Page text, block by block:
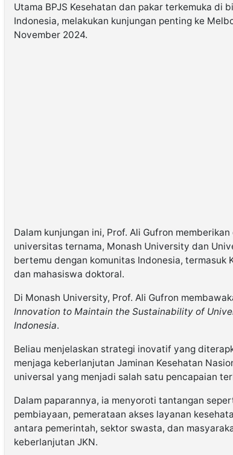
Utama BPJS Kesehatan dan pakar terkemuka di
Indonesia, melakukan kunjungan penting ke
November 2024.
Dalam kunjungan ini, Prof. Ali Gufron
universitas ternama, Monash University dan
bertemu dengan komunitas Indonesia, termasuk
dan mahasiswa doktoral.
Di Monash University, Prof. Ali Gufron
Innovation to Maintain the Sustainability of
Indonesia.
Beliau menjelaskan strategi inovatif yang
menjaga keberlanjutan Jaminan Kesehatan
universal yang menjadi salah satu pencapaian
Dalam paparannya, ia menyoroti tantangan
pembiayaan, pemerataan akses layanan
antara pemerintah, sektor swasta, dan
keberlanjutan JKN.